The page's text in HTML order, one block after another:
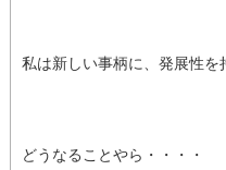
私は新しい事柄に、発展性を
どうなることやら・・・・